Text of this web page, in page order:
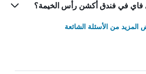
فاي في فندق أكشن رأس الخيمة؟
من الأسئلة الشائعة